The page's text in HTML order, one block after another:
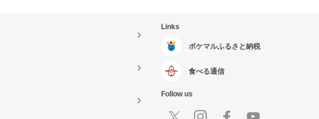
Links
ポケマルふるさと納税
食べる通信
Follow us